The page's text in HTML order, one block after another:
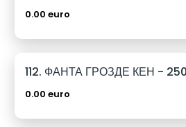
0.00 euro
112. ФАНТА ГРОЗДЕ КЕН -
0.00 euro